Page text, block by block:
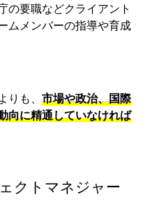
の要職などクライアント
ムメンバーの指導や育成
りも、 市場や政治、国際
向に精通していなければ
クトマネジャー